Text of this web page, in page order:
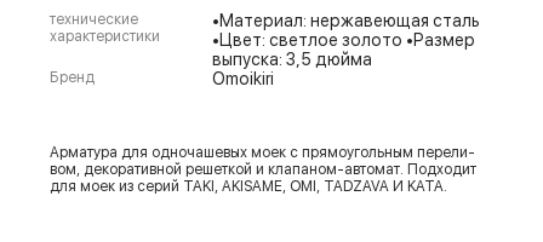
технические
характеристики
•Материал: нержавеющая сталь
•Цвет: светлое золото •Размер
выпуска: 3,5 дюйма
Бренд Omoikiri
Арматура для одночашевых моек с прямоугольным перели-
вом, декоративной решеткой и клапаном-автомат. Подходит
для моек из серий TAKI, AKISAME, OMI, TADZAVA И KATA.